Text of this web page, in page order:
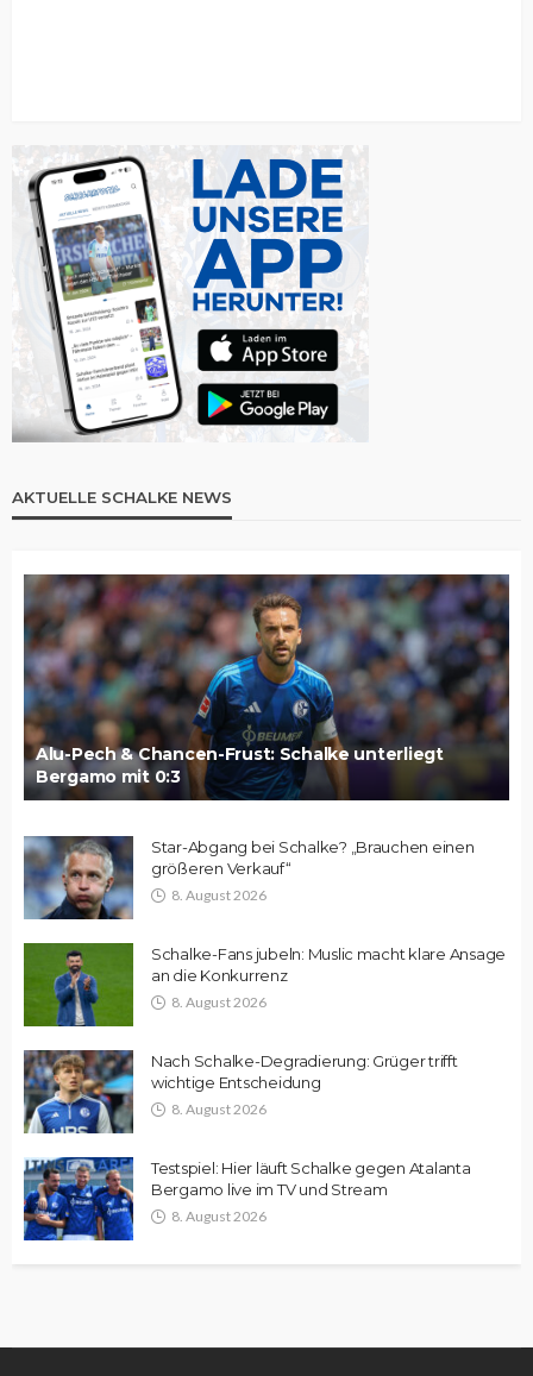
AKTUELLE SCHALKE NEWS
Alu-Pech & Chancen-Frust: Schalke unterliegt
Bergamo mit 0:3
Star-Abgang bei Schalke? „Brauchen einen
größeren Verkauf“
8. August 2026
Schalke-Fans jubeln: Muslic macht klare Ansage
an die Konkurrenz
8. August 2026
Nach Schalke-Degradierung: Grüger trifft
wichtige Entscheidung
8. August 2026
Testspiel: Hier läuft Schalke gegen Atalanta
Bergamo live im TV und Stream
8. August 2026